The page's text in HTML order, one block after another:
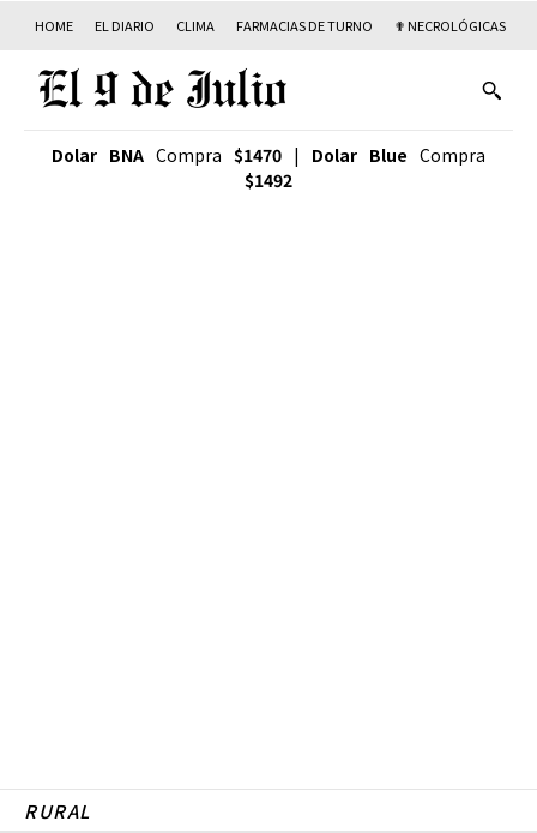
HOME EL DIARIO CLIMA FARMACIAS DE TURNO ✟ NECROLÓGICAS
Dolar BNA Compra $1470 | Dolar Blue Compra
$1492
RURAL